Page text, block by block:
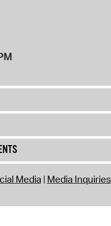
Media Media Inquiries